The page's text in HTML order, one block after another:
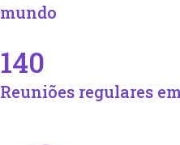
mundo
140
Reuniões regulares